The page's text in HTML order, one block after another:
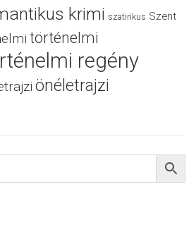
krimi szatirikus Szent
történelmi
regény
önéletrajzi